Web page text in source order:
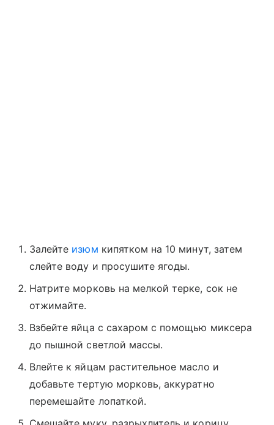
Залейте изюм кипятком на 10 минут, затем
слейте воду и просушите ягоды.
Натрите морковь на мелкой терке, сок не
отжимайте.
Взбейте яйца с сахаром с помощью миксера
до пышной светлой массы.
Влейте к яйцам растительное масло и
добавьте тертую морковь, аккуратно
перемешайте лопаткой.